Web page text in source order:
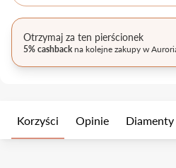
Otrzymaj za ten pierścionek
5% cashbackna kolejne zakupy w
Korzyści Opinie Diamenty